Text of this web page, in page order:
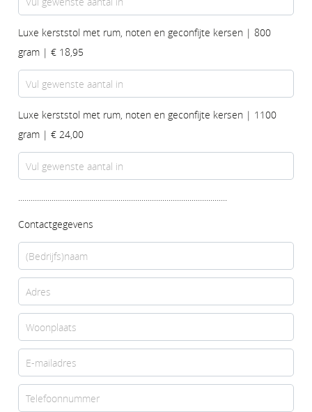
Luxe kerststol met rum, noten en geconfijte kersen | 800
gram | € 18,95
Luxe kerststol met rum, noten en geconfijte kersen | 1100
gram | € 24,00
....................................................................................................
Contactgegevens